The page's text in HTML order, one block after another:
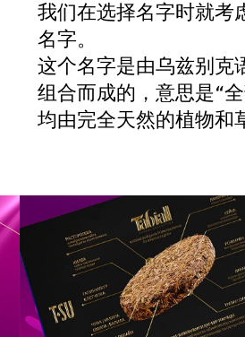
我们在选择名字时就考
名字。
这个名字是由乌兹别克
组合而成的，意思是“
均由完全天然的植物和